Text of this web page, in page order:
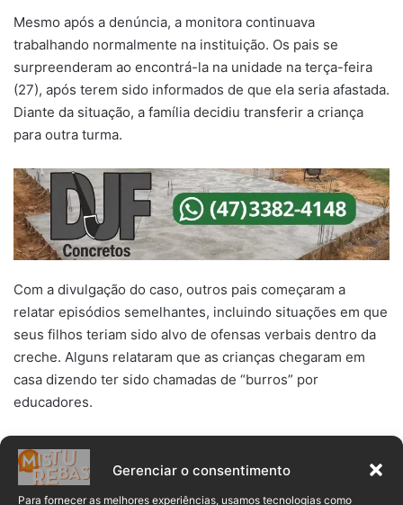
Gerenciar o consentimento
Para fornecer as melhores experiências, usamos tecnologias como
Mesmo após a denúncia, a monitora continuava
trabalhando normalmente na instituição. Os pais se
surpreenderam ao encontrá-la na unidade na terça-feira
(27), após terem sido informados de que ela seria afastada.
Diante da situação, a família decidiu transferir a criança
para outra turma.
Com a divulgação do caso, outros pais começaram a
relatar episódios semelhantes, incluindo situações em que
seus filhos teriam sido alvo de ofensas verbais dentro da
creche. Alguns relataram que as crianças chegaram em
casa dizendo ter sido chamadas de “burros” por
educadores.
com a própria blusa, diz polícia
Outro ponto levantado pelos pais diz respeito à falta de